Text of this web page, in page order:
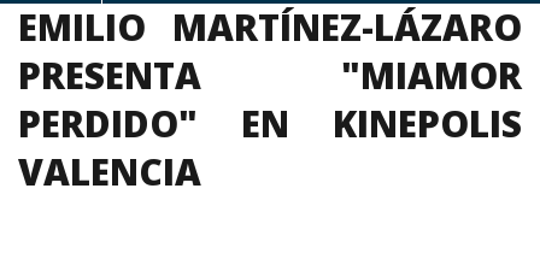
EMILIO MARTÍNEZ-LÁZARO
PRESENTA "MIAMOR
PERDIDO" EN KINEPOLIS
VALENCIA